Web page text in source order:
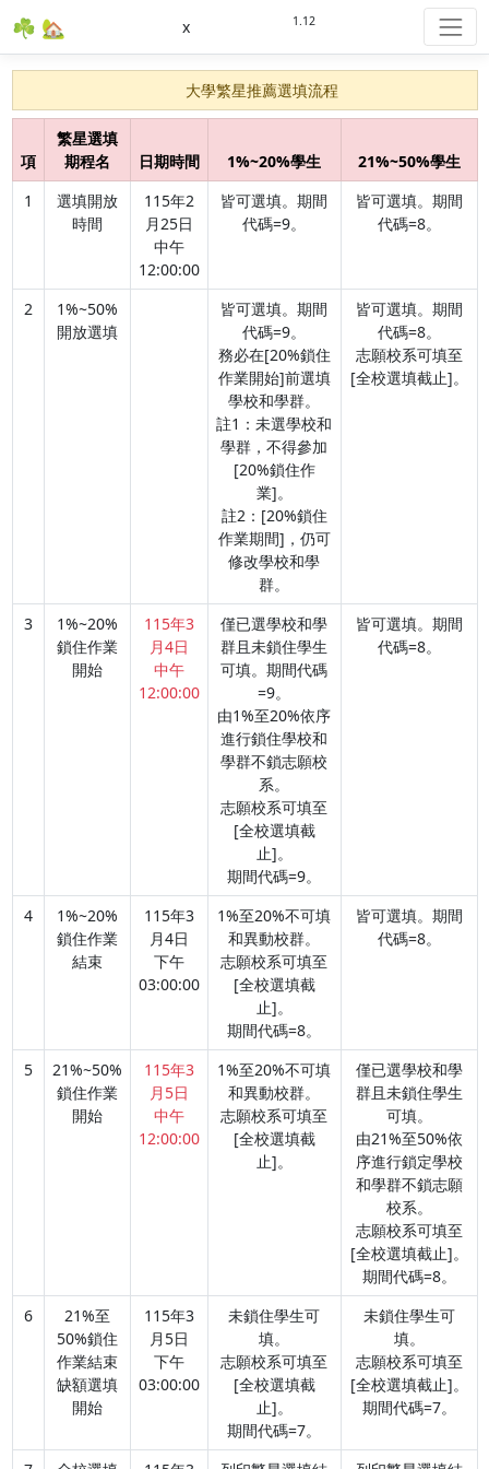
☘ 🏡 x 1.12
大學繁星推薦選填流程
項
繁星選填
期程名
日期時間 1%~20%學生
21%~50%學生
1
選填開放
時間
115年2
月25日
中午
12:00:00
皆可選填。期間
代碼=9。
皆可選填。期間
代碼=8。
2
1%~50%
開放選填
皆可選填。期間
代碼=9。
務必在[20%鎖住
作業開始]前選填
學校和學群。
註1：未選學校和
學群，不得參加
[20%鎖住作
業]。
註2：[20%鎖住
作業期間]，仍可
修改學校和學
群。
皆可選填。期間
代碼=8。
志願校系可填至
[全校選填截止]。
3
1%~20%
鎖住作業
開始
115年3
月4日
中午
12:00:00
僅已選學校和學
群且未鎖住學生
可填。期間代碼
=9。
由1%至20%依序
進行鎖住學校和
學群不鎖志願校
系。
志願校系可填至
[全校選填截
止]。
期間代碼=9。
皆可選填。期間
代碼=8。
4
1%~20%
鎖住作業
結束
115年3
月4日
下午
03:00:00
1%至20%不可填
和異動校群。
志願校系可填至
[全校選填截
止]。
期間代碼=8。
皆可選填。期間
代碼=8。
5
21%~50%
鎖住作業
開始
115年3
月5日
中午
12:00:00
1%至20%不可填
和異動校群。
志願校系可填至
[全校選填截
止]。
僅已選學校和學
群且未鎖住學生
可填。
由21%至50%依
序進行鎖定學校
和學群不鎖志願
校系。
志願校系可填至
[全校選填截止]。
期間代碼=8。
6
21%至
50%鎖住
作業結束
缺額選填
開始
115年3
月5日
下午
03:00:00
未鎖住學生可
填。
志願校系可填至
[全校選填截
止]。
期間代碼=7。
未鎖住學生可
填。
志願校系可填至
[全校選填截止]。
期間代碼=7。